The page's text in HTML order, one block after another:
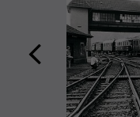
zurück